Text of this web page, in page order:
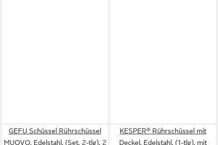
GEFU Schüssel Rührschüssel
MUOVO, Edelstahl, (Set, 2-tlg), 2
KESPER® Rührschüssel mit
Deckel, Edelstahl, (1-tlg), mit